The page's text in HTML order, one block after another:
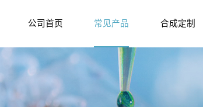
公司首页 常见产品 合成定制